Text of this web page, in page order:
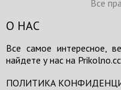
Все
О НАС
Все самое интересное,
найдете у нас на Prikolno.cc
ПОЛИТИКА